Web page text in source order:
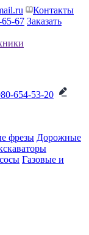
Контакты
67 Заказать
654-53-20
фрезы Дорожные
Газовые и